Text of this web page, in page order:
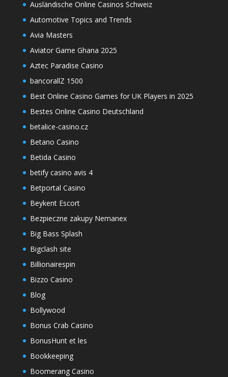
Ausländische Online Casinos Schweiz
Automotive Topics and Trends
Avia Masters
Aviator Game Ghana 2025
Aztec Paradise Casino
bancorallZ 1500
Best Online Casino Games for UK Players in 2025
Bestes Online Casino Deutschland
betalice-casino.cz
Betano Casino
Betida Casino
betify casino avis 4
Betportal Casino
Beykent Escort
Bezpieczne zakupy Nemanex
Big Bass Splash
Bigclash site
Billionairespin
Bizzo Casino
Blog
Bollywood
Bonus Crab Casino
BonusHunt et les
Bookkeeping
Boomerang Casino